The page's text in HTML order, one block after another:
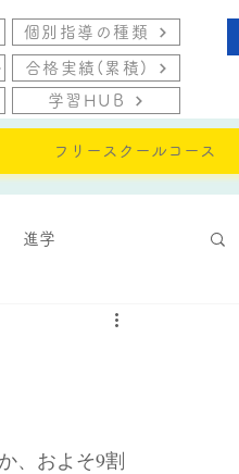
個別指導の種類
合格実績(累積)
学習HUB
フリースクールコース
進学
、およそ9割